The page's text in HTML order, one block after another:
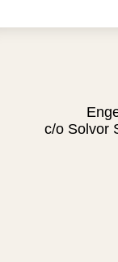
c/o Solvor